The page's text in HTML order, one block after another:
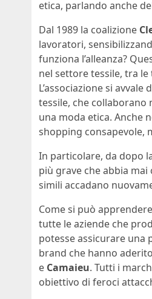
etica, parlando anche
Dal 1989 la coalizione
lavoratori,
funziona l’alleanza?
nel settore tessile, tra
L’associazione si
tessile, che
una moda etica. Anche
shopping consapevole,
In particolare, da dopo
più grave che abbia
simili accadano
Come si può
tutte le aziende che
potesse assicurare una
brand che hanno
e Camaieu. Tutti i
obiettivo di feroci